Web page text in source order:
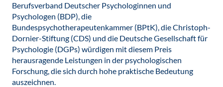
Berufsverband Deutscher Psychologinnen und
Psychologen (BDP), die
Bundespsychotherapeutenkammer (BPtK), die Christoph-
Dornier-Stiftung (CDS) und die Deutsche Gesellschaft für
Psychologie (DGPs) würdigen mit diesem Preis
herausragende Leistungen in der psychologischen
Forschung, die sich durch hohe praktische Bedeutung
auszeichnen.